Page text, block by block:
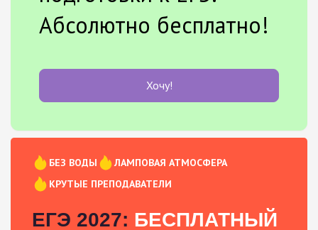
Абсолютно бесплатно!
Хочу!
БЕЗ ВОДЫ
ЛАМПОВАЯ АТМОСФЕРА
КРУТЫЕ ПРЕПОДАВАТЕЛИ
ЕГЭ 2027: БЕСПЛАТНЫЙ